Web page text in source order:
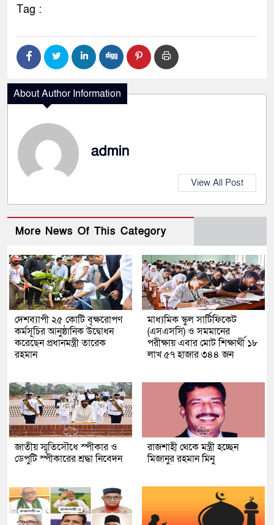
Tag :
About Author Information
admin
View All Post
More News Of This Category
দেশব্যাপী ২৫ কোটি বৃক্ষরোপণ
কর্মসূচির আনুষ্ঠানিক উদ্বোধন
করেছেন প্রধানমন্ত্রী তারেক
রহমান
মাধ্যমিক স্কুল সার্টিফিকেট
(এসএসসি) ও সমমানের
পরীক্ষায় এবার মোট শিক্ষার্থী ১৮
লাখ ৫৭ হাজার ৩৪৪ জন
জাতীয় স্মৃতিসৌধে স্পীকার ও
ডেপুটি স্পীকারের শ্রদ্ধা নিবেদন
রাজশাহী থেকে মন্ত্রী হচ্ছেন
মিজানুর রহমান মিনু